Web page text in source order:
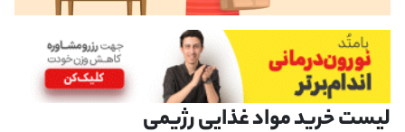
لیست خرید مواد غذایی رژیمی